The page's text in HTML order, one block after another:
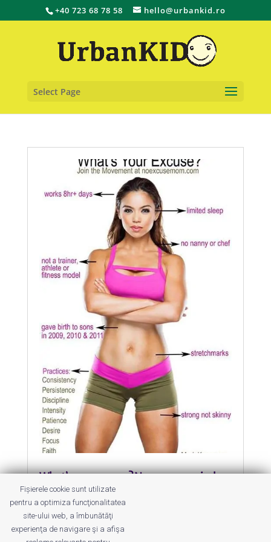
+40 723 68 78 58 hello@urbankid.ro
Select Page
What’s your excuse? Nu avem nevoie de
una…
byRoxana Jilăveanu|
De la sfaturi și susținere, la lucruri
Fișierele cookie sunt utilizate
pentru a optimiza funcţionalitatea
site-ului web, a îmbunătăţi
experienţa de navigare şi a afişa